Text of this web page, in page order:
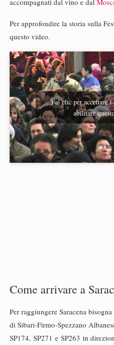
Per approfondire la storia sulla
questo video.
Fai clic per accettare
abilitare
Come arrivare a
Per raggiungere Saracena
di Sibari-Firmo-Spezzano
SP174, SP271 e SP263 in